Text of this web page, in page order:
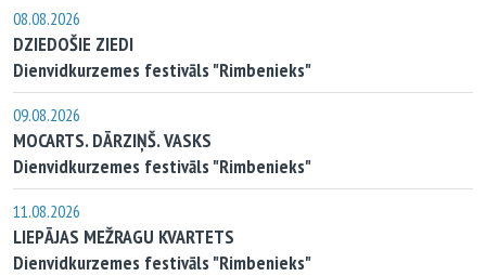
08.08.2026
DZIEDOŠIE ZIEDI
Dienvidkurzemes festivāls "Rimbenieks"
09.08.2026
MOCARTS. DĀRZIŅŠ. VASKS
Dienvidkurzemes festivāls "Rimbenieks"
11.08.2026
LIEPĀJAS MEŽRAGU KVARTETS
Dienvidkurzemes festivāls "Rimbenieks"